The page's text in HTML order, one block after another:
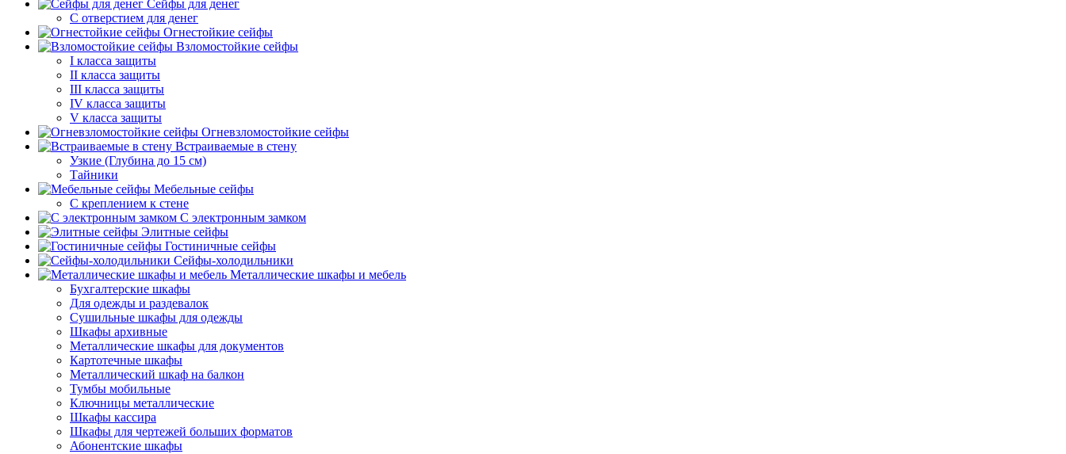
Сейфы для денег
С отверстием для денег
Огнестойкие сейфы
Взломостойкие сейфы
I класса защиты
II класса защиты
III класса защиты
IV класса защиты
V класса защиты
Огневзломостойкие сейфы
Встраиваемые в стену
Узкие (Глубина до 15 см)
Тайники
Мебельные сейфы
С креплением к стене
С электронным замком
Элитные сейфы
Гостиничные сейфы
Сейфы-холодильники
Металлические шкафы и мебель
Бухгалтерские шкафы
Для одежды и раздевалок
Сушильные шкафы для одежды
Шкафы архивные
Металлические шкафы для документов
Картотечные шкафы
Металлический шкаф на балкон
Тумбы мобильные
Ключницы металлические
Шкафы кассира
Шкафы для чертежей больших форматов
Абонентские шкафы